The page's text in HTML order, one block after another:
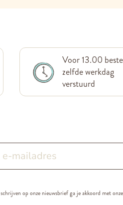
Voor 13.00
zelfde werkdag
verstuurd
op onze nieuwsbrief ga je akkoord met